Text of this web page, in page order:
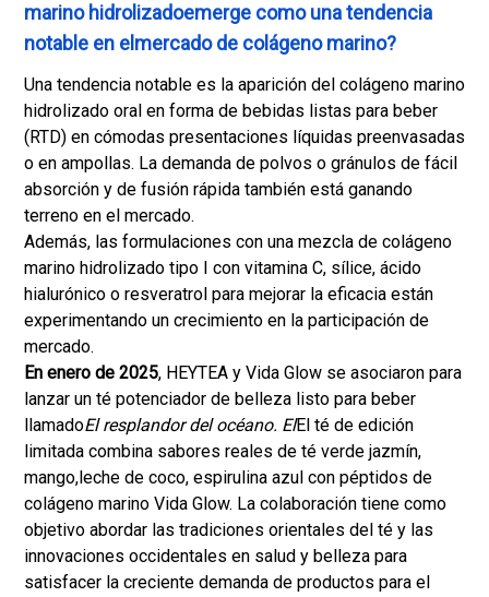
marino hidrolizadoemerge como una tendencia
notable en elmercado de colágeno marino?
Una tendencia notable es la aparición del colágeno marino
hidrolizado oral en forma de bebidas listas para beber
(RTD) en cómodas presentaciones líquidas preenvasadas
o en ampollas. La demanda de polvos o gránulos de fácil
absorción y de fusión rápida también está ganando
terreno en el mercado.
Además, las formulaciones con una mezcla de colágeno
marino hidrolizado tipo I con vitamina C, sílice, ácido
hialurónico o resveratrol para mejorar la eficacia están
experimentando un crecimiento en la participación de
mercado.
En enero de 2025, HEYTEA y Vida Glow se asociaron para
lanzar un té potenciador de belleza listo para beber
llamadoEl resplandor del océano. ElEl té de edición
limitada combina sabores reales de té verde jazmín,
mango,leche de coco, espirulina azul con péptidos de
colágeno marino Vida Glow. La colaboración tiene como
objetivo abordar las tradiciones orientales del té y las
innovaciones occidentales en salud y belleza para
satisfacer la creciente demanda de productos para el